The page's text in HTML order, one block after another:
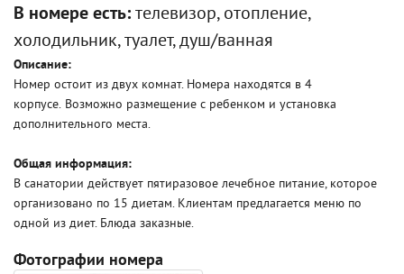
В номере есть: телевизор, отопление,
холодильник, туалет, душ/ванная
Описание:
Номер остоит из двух комнат. Номера находятся в 4
корпусе. Возможно размещение с ребенком и установка
дополнительного места.
Общая информация:
В санатории действует пятиразовое лечебное питание, которое
организовано по 15 диетам. Клиентам предлагается меню по
одной из диет. Блюда заказные.
Фотографии номера